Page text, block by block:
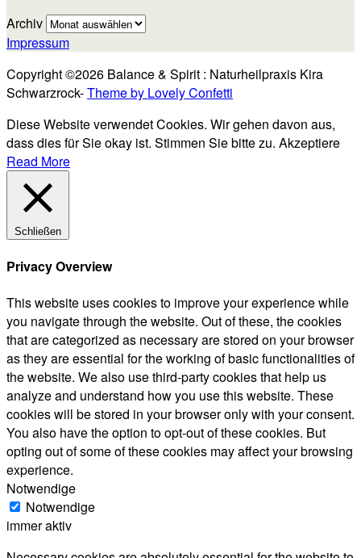
Archiv
Impressum
Copyright ©2026 Balance & Spirit : Naturheilpraxis Kira
Schwarzrock-Theme by Lovely Confetti
Diese Website verwendet Cookies. Wir gehen davon aus,
dass dies für Sie okay ist. Stimmen Sie bitte zu. Akzeptiere
Read More
Schließen
Privacy Overview
This website uses cookies to improve your experience while
you navigate through the website. Out of these, the cookies
that are categorized as necessary are stored on your browser
as they are essential for the working of basic functionalities of
the website. We also use third-party cookies that help us
analyze and understand how you use this website. These
cookies will be stored in your browser only with your consent.
You also have the option to opt-out of these cookies. But
opting out of some of these cookies may affect your browsing
experience.
Notwendige
Notwendige
immer aktiv